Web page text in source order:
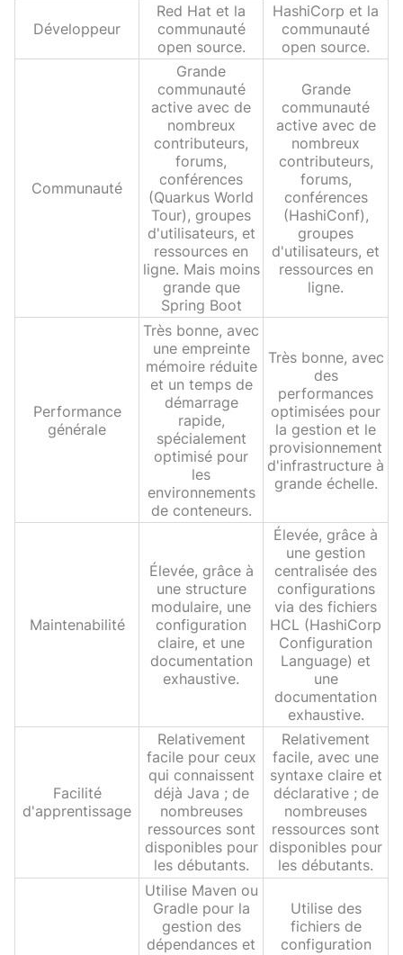
Développeur
Red Hat et la
communauté
open source.
HashiCorp et la
communauté
open source.
Communauté
Grande
communauté
active avec de
nombreux
contributeurs,
forums,
conférences
(Quarkus World
Tour), groupes
d'utilisateurs, et
ressources en
ligne. Mais moins
grande que
Spring Boot
Grande
communauté
active avec de
nombreux
contributeurs,
forums,
conférences
(HashiConf),
groupes
d'utilisateurs, et
ressources en
ligne.
Performance
générale
Très bonne, avec
une empreinte
mémoire réduite
et un temps de
démarrage
rapide,
spécialement
optimisé pour
les
environnements
de conteneurs.
Très bonne, avec
des
performances
optimisées pour
la gestion et le
provisionnement
d'infrastructure à
grande échelle.
Maintenabilité
Élevée, grâce à
une structure
modulaire, une
configuration
claire, et une
documentation
exhaustive.
Élevée, grâce à
une gestion
centralisée des
configurations
via des fichiers
HCL (HashiCorp
Configuration
Language) et
une
documentation
exhaustive.
Facilité
d'apprentissage
Relativement
facile pour ceux
qui connaissent
déjà Java ; de
nombreuses
ressources sont
disponibles pour
les débutants.
Relativement
facile, avec une
syntaxe claire et
déclarative ; de
nombreuses
ressources sont
disponibles pour
les débutants.
Utilise Maven ou
Gradle pour la
gestion des
dépendances et
Utilise des
fichiers de
configuration